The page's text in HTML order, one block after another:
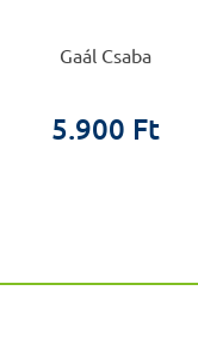
Gaál Csaba
5.900 Ft